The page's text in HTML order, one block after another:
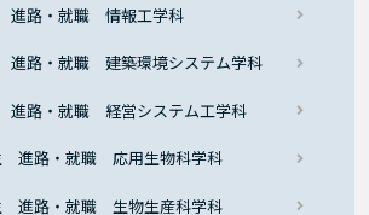
進路・就職 情報工学科
進路・就職 建築環境システム学科
進路・就職 経営システム工学科
進路・就職 応用生物科学科
進路・就職 生物生産科学科